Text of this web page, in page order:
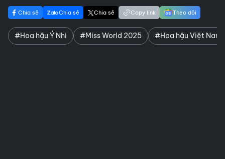
Chia sẻ Chia sẻ Chia sẻ Copy link Theo dõi
#Hoa hậu Ý Nhi #Miss World 2025 #Hoa hậu Việt Nam